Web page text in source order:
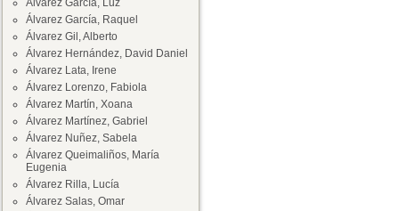
Álvarez García, Luz
Álvarez García, Raquel
Álvarez Gil, Alberto
Álvarez Hernández, David Daniel
Álvarez Lata, Irene
Álvarez Lorenzo, Fabiola
Álvarez Martín, Xoana
Álvarez Martínez, Gabriel
Álvarez Nuñez, Sabela
Álvarez Queimaliños, María
Eugenia
Álvarez Rilla, Lucía
Álvarez Salas, Omar